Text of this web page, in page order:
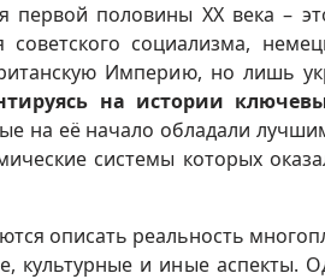
первой половины ХХ века –
социализма,
Империю, но лишь
на истории
на её начало обладали
системы которых
описать реальность
культурные и иные аспекты.